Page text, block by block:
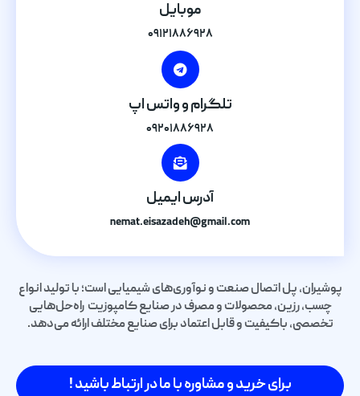
موبایل
۰۹۱۲۱۸۸۶۹۲۸
تلگرام و واتس اپ
۰۹۲۰۱۸۸۶۹۲۸
آدرس ایمیل
nemat.eisazadeh@gmail.com
پوشیران، پل اتصال صنعت و نوآوری‌های شیمیایی است؛ با تولید انواع
چسب، رزین، محصولات و مصرف در صنایع کامپوزیت راه‌حل‌هایی
تخصصی، باکیفیت و قابل اعتماد برای صنایع مختلف ارائه می‌دهد.
برای خرید و مشاوره با ما در ارتباط باشید !